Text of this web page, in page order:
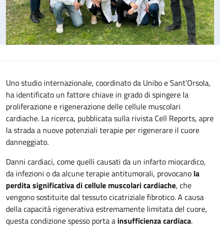
Uno studio internazionale, coordinato da Unibo e Sant’Orsola,
ha identificato un fattore chiave in grado di spingere la
proliferazione e rigenerazione delle cellule muscolari
cardiache. La ricerca, pubblicata sulla rivista Cell Reports, apre
la strada a nuove potenziali terapie per rigenerare il cuore
danneggiato.
Danni cardiaci, come quelli causati da un infarto miocardico,
da infezioni o da alcune terapie antitumorali, provocano la
perdita significativa di cellule muscolari cardiache, che
vengono sostituite dal tessuto cicatriziale fibrotico. A causa
della capacità rigenerativa estremamente limitata del cuore,
questa condizione spesso porta a insufficienza cardiaca.